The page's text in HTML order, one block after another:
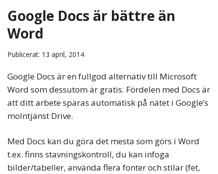
Google Docs är bättre än
Word
Publicerat: 13 april, 2014
Google Docs är en fullgod alternativ till Microsoft
Word som dessutom är gratis. Fördelen med Docs är
att ditt arbete sparas automatisk på nätet i Google’s
molntjänst Drive.
Med Docs kan du göra det mesta som görs i Word
t.ex. finns stavningskontroll, du kan infoga
bilder/tabeller, använda flera fonter och stilar (fet,